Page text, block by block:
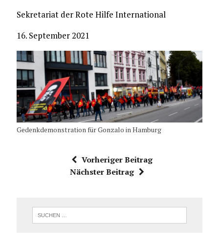
Sekretariat der Rote Hilfe International
16. September 2021
Gedenkdemonstration für Gonzalo in Hamburg
Vorheriger Beitrag
Nächster Beitrag